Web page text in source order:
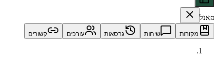
שיחות גרסאות עורכים קשורים